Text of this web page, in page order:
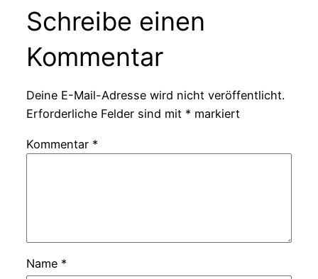
Schreibe einen
Kommentar
Deine E-Mail-Adresse wird nicht veröffentlicht.
Erforderliche Felder sind mit * markiert
Kommentar *
Name *